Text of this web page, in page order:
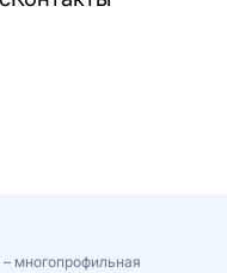
многопрофильная